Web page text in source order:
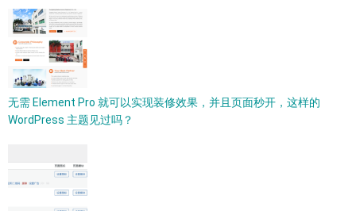
无需 Element Pro 就可以实现装修效果，并且页面秒开，这样的
WordPress 主题见过吗？